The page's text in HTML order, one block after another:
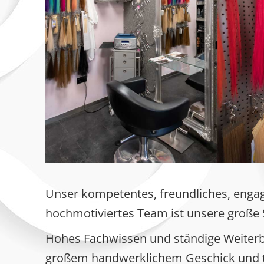
Unser kompetentes, freundliches,
hochmotiviertes Team ist unsere große
Hohes Fachwissen und ständige
großem handwerklichem Geschick